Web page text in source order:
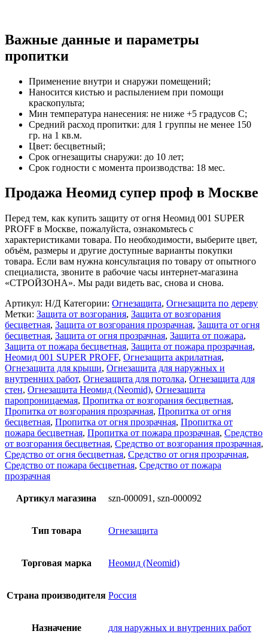
Важные данные и параметры
пропитки
Применение внутри и снаружи помещений;
Наносится кистью и распылением при помощи
краскопульта;
Мин температура нанесения: не ниже +5 градусов С;
Средний расход пропитки: для 1 группы не менее 150
гр. на 1 кв.м.
Цвет: бесцветный;
Срок огнезащиты снаружи: до 10 лет;
Срок годности с момента производства: 18 мес.
Продажа Неомид супер проф в Москве
Перед тем, как купить защиту от огня Неомид 001 SUPER
PROFF в Москве, пожалуйста, ознакомьтесь с
характеристиками товара. По необходимости, выберите цвет,
объём, размеры и другие доступные варианты покупки
товара. Если вам нужна консультация по товару от опытного
специалиста, звоните в рабочие часы интернет-магазина
«СТРОЙЗОНА». Мы ради видеть вас, снова и снова.
Артикул: Н/Д Категории: Огнезащита, Огнезащита по дереву
Метки: Защита от возгорания, Защита от возгорания
бесцветная, Защита от возгорания прозрачная, Защита от огня
бесцветная, Защита от огня прозрачная, Защита от пожара,
Защита от пожара бесцветная, Защита от пожара прозрачная,
Неомид 001 SUPER PROFF, Огнезащита акрилатная,
Огнезащита для крыши, Огнезащита для наружных и
внутренних работ, Огнезащита для потолка, Огнезащита для
стен, Огнезащита Неомид (Neomid), Огнезащита
паропроницаемая, Пропитка от возгорания бесцветная,
Пропитка от возгорания прозрачная, Пропитка от огня
бесцветная, Пропитка от огня прозрачная, Пропитка от
пожара бесцветная, Пропитка от пожара прозрачная, Средство
от возгорания бесцветная, Средство от возгорания прозрачная,
Средство от огня бесцветная, Средство от огня прозрачная,
Средство от пожара бесцветная, Средство от пожара
прозрачная
Артикул магазина szn-000091, szn-000092
Тип товара Огнезащита
Торговая марка Неомид (Neomid)
Страна производителя Россия
Назначение для наружных и внутренних работ